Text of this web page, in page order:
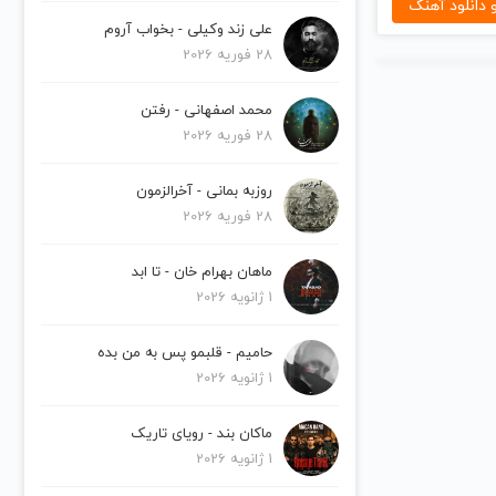
علی زند وکیلی - بخواب آروم
28 فوریه 2026
محمد اصفهانی - رفتن
28 فوریه 2026
روزبه بمانی - آخرالزمون
28 فوریه 2026
ماهان بهرام خان - تا ابد
1 ژانویه 2026
حامیم - قلبمو پس به من بده
1 ژانویه 2026
ماکان بند - رویای تاریک
1 ژانویه 2026